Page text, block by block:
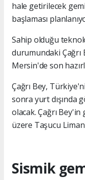
hale getirilecek
başlaması
Sahip olduğu
durumundaki Çağrı
Mersin'de son
Çağrı Bey,
sonra yurt dışında
olacak. Çağrı
üzere Taşucu
Sismik